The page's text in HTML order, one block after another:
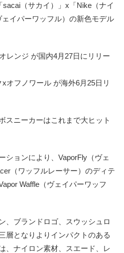
sacai（サカイ）」x「Nike（ナイ
イパーワッフル）の新色モデル
レンジ が国内4月27日にリリー
オフノワール が海外6月25日リ
スニーカーはこれまで大ヒット
ションにより、VaporFly（ヴェ
（ワッフルレーサー）のディテ
Waffle（ヴェイパーワッフ
、ブランドロゴ、スウッシュロ
層となりよりインパクトのある
、ナイロン素材、スエード、レ